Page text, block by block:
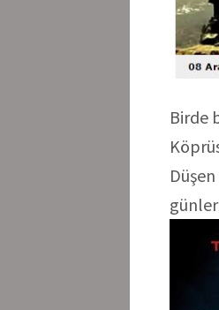
Birde